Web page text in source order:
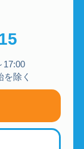
17:00
除く